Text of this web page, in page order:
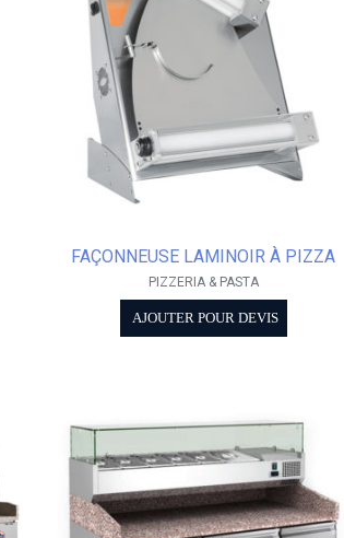
FAÇONNEUSE LAMINOIR À PIZZA
PIZZERIA & PASTA
AJOUTER POUR DEVIS